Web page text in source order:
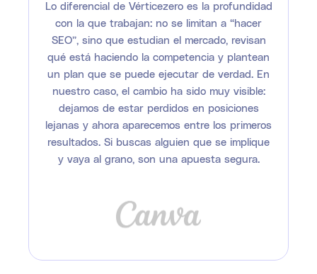
Lo diferencial de Vérticezero es la profundidad
con la que trabajan: no se limitan a “hacer
SEO”, sino que estudian el mercado, revisan
qué está haciendo la competencia y plantean
un plan que se puede ejecutar de verdad. En
nuestro caso, el cambio ha sido muy visible:
dejamos de estar perdidos en posiciones
lejanas y ahora aparecemos entre los primeros
resultados. Si buscas alguien que se implique
y vaya al grano, son una apuesta segura.